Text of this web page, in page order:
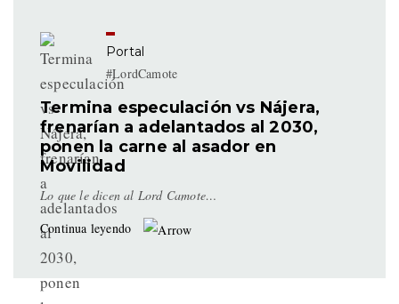
Portal
#LordCamote
Termina especulación vs Nájera,
frenarían a adelantados al 2030,
ponen la carne al asador en
Movilidad
Lo que le dicen al Lord Camote…
Continua leyendo